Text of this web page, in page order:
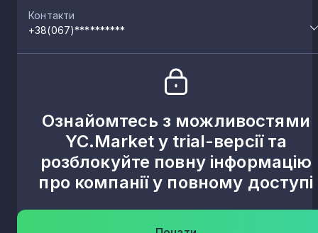
Контакти
+38(067)**********
Ознайомтесь з можливостями
YC.Market у trial-версії та
розблокуйте повну інформацію
про компанії у повному доступі